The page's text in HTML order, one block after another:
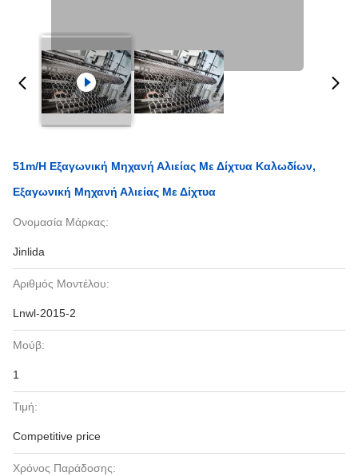
51m/H Εξαγωνική Μηχανή Αλιείας Με Δίχτυα Καλωδίων,
Εξαγωνική Μηχανή Αλιείας Με Δίχτυα
Ονομασία Μάρκας:
Jinlida
Αριθμός Μοντέλου:
Lnwl-2015-2
Μούβ:
1
Τιμή:
Competitive price
Χρόνος Παράδοσης: